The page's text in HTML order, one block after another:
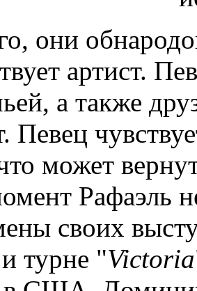
они
артист.
а также
Певец
может
Рафаэль
своих
турне "Victoria